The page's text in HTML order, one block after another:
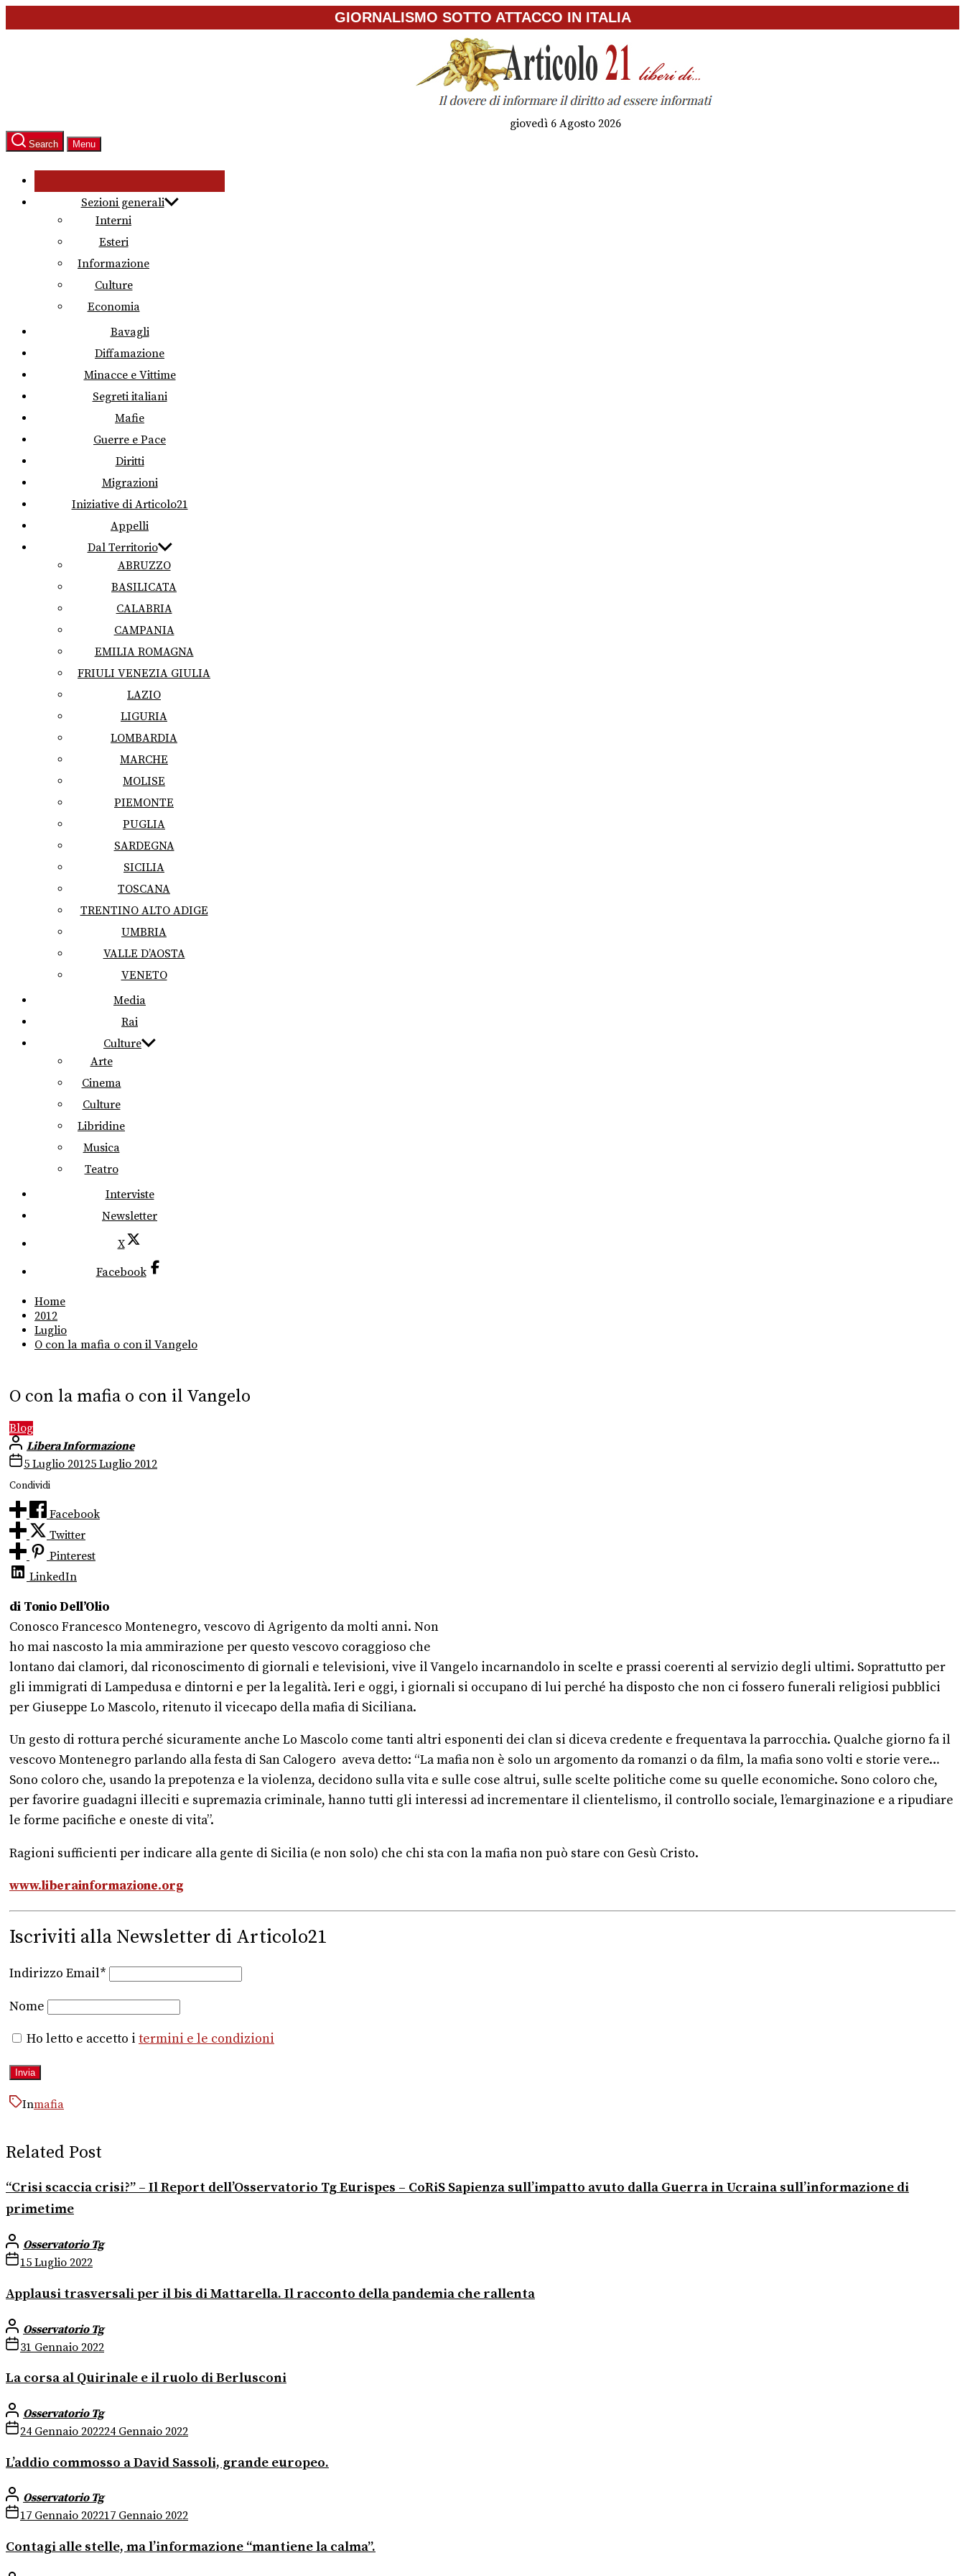
to
GIORNALISMO SOTTO ATTACCO IN ITALIA
giovedì 6 Agosto 2026
Search Menu
Sezioni generali
Interni
Esteri
Informazione
Culture
Economia
Bavagli
Diffamazione
Minacce e Vittime
Segreti italiani
Mafie
Guerre e Pace
Diritti
Migrazioni
Iniziative di Articolo21
Appelli
Dal Territorio
ABRUZZO
BASILICATA
CALABRIA
CAMPANIA
EMILIA ROMAGNA
FRIULI VENEZIA GIULIA
LAZIO
LIGURIA
LOMBARDIA
MARCHE
MOLISE
PIEMONTE
PUGLIA
SARDEGNA
SICILIA
TOSCANA
TRENTINO ALTO ADIGE
UMBRIA
VALLE D’AOSTA
VENETO
Media
Rai
Culture
Arte
Cinema
Culture
Libridine
Musica
Teatro
Interviste
Newsletter
X
Facebook
Home
2012
Luglio
O con la mafia o con il Vangelo
O con la mafia o con il Vangelo
Blog
Libera Informazione
5 Luglio 20125 Luglio 2012
Condividi
Facebook
Twitter
Pinterest
LinkedIn
di Tonio Dell’Olio
Conosco Francesco Montenegro, vescovo di Agrigento da molti anni. Non
ho mai nascosto la mia ammirazione per questo vescovo coraggioso che
lontano dai clamori, dal riconoscimento di giornali e televisioni, vive il Vangelo incarnandolo in scelte e prassi coerenti al servizio degli ultimi. Soprattutto per
gli immigrati di Lampedusa e dintorni e per la legalità. Ieri e oggi, i giornali si occupano di lui perché ha disposto che non ci fossero funerali religiosi pubblici
per Giuseppe Lo Mascolo, ritenuto il vicecapo della mafia di Siciliana.
Un gesto di rottura perché sicuramente anche Lo Mascolo come tanti altri esponenti dei clan si diceva credente e frequentava la parrocchia. Qualche giorno fa il
vescovo Montenegro parlando alla festa di San Calogero aveva detto: “La mafia non è solo un argomento da romanzi o da film, la mafia sono volti e storie vere…
Sono coloro che, usando la prepotenza e la violenza, decidono sulla vita e sulle cose altrui, sulle scelte politiche come su quelle economiche. Sono coloro che,
per favorire guadagni illeciti e supremazia criminale, hanno tutti gli interessi ad incrementare il clientelismo, il controllo sociale, l’emarginazione e a ripudiare
le forme pacifiche e oneste di vita”.
Ragioni sufficienti per indicare alla gente di Sicilia (e non solo) che chi sta con la mafia non può stare con Gesù Cristo.
www.liberainformazione.org
Iscriviti alla Newsletter di Articolo21
Indirizzo Email*
Nome
Ho letto e accetto i termini e le condizioni
Inmafia
Related Post
“Crisi scaccia crisi?” – Il Report dell’Osservatorio Tg Eurispes – CoRiS Sapienza sull’impatto avuto dalla Guerra in Ucraina sull’informazione di
primetime
Osservatorio Tg
15 Luglio 2022
Applausi trasversali per il bis di Mattarella. Il racconto della pandemia che rallenta
Osservatorio Tg
31 Gennaio 2022
La corsa al Quirinale e il ruolo di Berlusconi
Osservatorio Tg
24 Gennaio 202224 Gennaio 2022
L’addio commosso a David Sassoli, grande europeo.
Osservatorio Tg
17 Gennaio 202217 Gennaio 2022
Contagi alle stelle, ma l’informazione “mantiene la calma”.